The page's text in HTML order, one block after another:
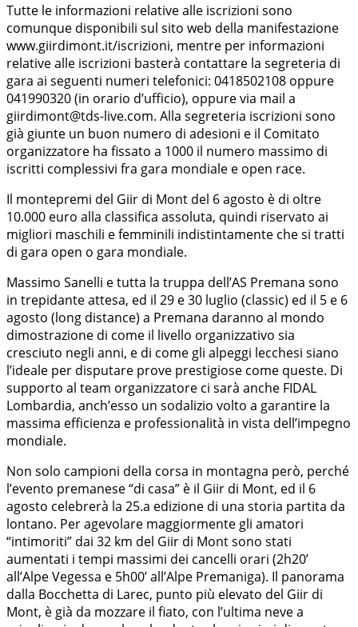
Tutte le informazioni relative alle iscrizioni sono
comunque disponibili sul sito web della manifestazione
www.giirdimont.it/iscrizioni, mentre per informazioni
relative alle iscrizioni basterà contattare la segreteria di
gara ai seguenti numeri telefonici: 0418502108 oppure
041990320 (in orario d’ufficio), oppure via mail a
giirdimont@tds-live.com. Alla segreteria iscrizioni sono
già giunte un buon numero di adesioni e il Comitato
organizzatore ha fissato a 1000 il numero massimo di
iscritti complessivi fra gara mondiale e open race.
Il montepremi del Giir di Mont del 6 agosto è di oltre
10.000 euro alla classifica assoluta, quindi riservato ai
migliori maschili e femminili indistintamente che si tratti
di gara open o gara mondiale.
Massimo Sanelli e tutta la truppa dell’AS Premana sono
in trepidante attesa, ed il 29 e 30 luglio (classic) ed il 5 e 6
agosto (long distance) a Premana daranno al mondo
dimostrazione di come il livello organizzativo sia
cresciuto negli anni, e di come gli alpeggi lecchesi siano
l’ideale per disputare prove prestigiose come queste. Di
supporto al team organizzatore ci sarà anche FIDAL
Lombardia, anch’esso un sodalizio volto a garantire la
massima efficienza e professionalità in vista dell’impegno
mondiale.
Non solo campioni della corsa in montagna però, perché
l’evento premanese “di casa” è il Giir di Mont, ed il 6
agosto celebrerà la 25.a edizione di una storia partita da
lontano. Per agevolare maggiormente gli amatori
“intimoriti” dai 32 km del Giir di Mont sono stati
aumentati i tempi massimi dei cancelli orari (2h20’
all’Alpe Vegessa e 5h00’ all’Alpe Premaniga). Il panorama
dalla Bocchetta di Larec, punto più elevato del Giir di
Mont, è già da mozzare il fiato, con l’ultima neve a